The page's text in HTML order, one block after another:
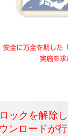
ックを解除
ンロードが行